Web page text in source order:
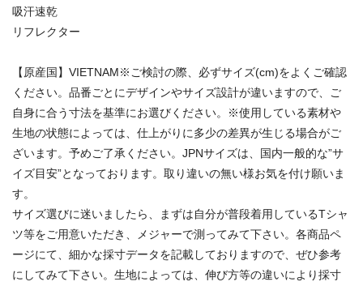
吸汗速乾
リフレクター
【原産国】VIETNAM※ご検討の際、必ずサイズ(cm)をよくご確認
ください。品番ごとにデザインやサイズ設計が違いますので、ご
自身に合う寸法を基準にお選びください。※使用している素材や
生地の状態によっては、仕上がりに多少の差異が生じる場合がご
ざいます。予めご了承ください。JPNサイズは、国内一般的な”サ
イズ目安”となっております。取り違いの無い様お気を付け願いま
す。
サイズ選びに迷いましたら、まずは自分が普段着用しているTシャ
ツ等をご用意いただき、メジャーで測ってみて下さい。各商品ペ
ージにて、細かな採寸データを記載しておりますので、ぜひ参考
にしてみて下さい。生地によっては、伸び方等の違いにより採寸